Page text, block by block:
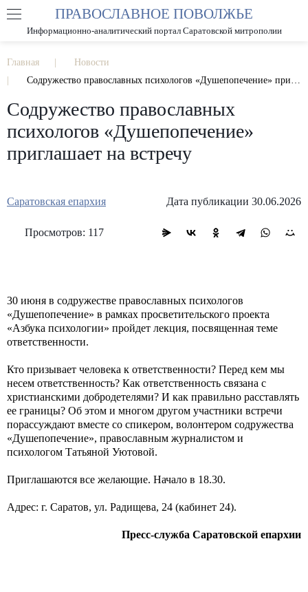
РАЗМЕР ШРИФТА А А
ПРАВОСЛАВНОЕ ПОВОЛЖЬЕ
Информационно-аналитический портал Саратовской митрополии
Главная
Новости
Содружество православных психологов «Душепопечение» приглашает на встречу
Содружество православных
психологов «Душепопечение»
приглашает на встречу
Саратовская епархия Дата публикации 30.06.2026
Просмотров: 117
30 июня в содружестве православных психологов
«Душепопечение» в рамках просветительского проекта
«Азбука психологии» пройдет лекция, посвященная теме
ответственности.
Кто призывает человека к ответственности? Перед кем мы
несем ответственность? Как ответственность связана с
христианскими добродетелями? И как правильно расставлять
ее границы? Об этом и многом другом участники встречи
порассуждают вместе со спикером, волонтером содружества
«Душепопечение», православным журналистом и
психологом Татьяной Уютовой.
Приглашаются все желающие. Начало в 18.30.
Адрес: г. Саратов, ул. Радищева, 24 (кабинет 24).
Пресс-служба Саратовской епархии